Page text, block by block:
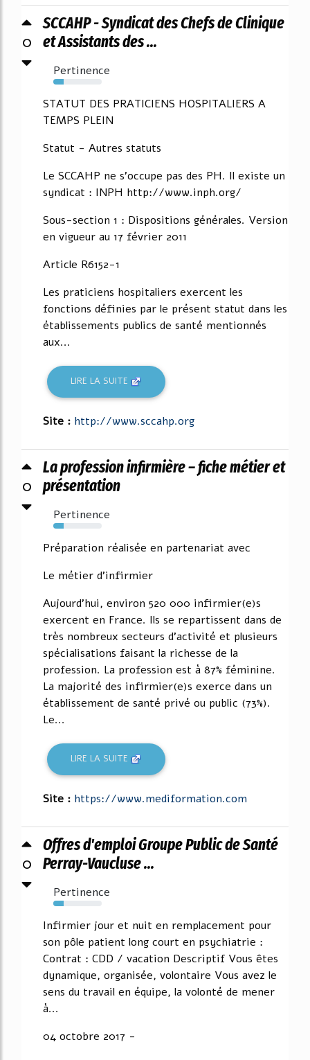
0
SCCAHP - Syndicat des Chefs de Clinique
et Assistants des ...
Pertinence
21%
STATUT DES PRATICIENS HOSPITALIERS A
TEMPS PLEIN
Statut - Autres statuts
Le SCCAHP ne s'occupe pas des PH. Il existe un
syndicat : INPH http://www.inph.org/
Sous-section 1 : Dispositions générales. Version
en vigueur au 17 février 2011
Article R6152-1
Les praticiens hospitaliers exercent les
fonctions définies par le présent statut dans les
établissements publics de santé mentionnés
aux...
LIRE LA SUITE
Site : http://www.sccahp.org
0
La profession infirmière – fiche métier et
présentation
Pertinence
21%
Préparation réalisée en partenariat avec
Le métier d'infirmier
Aujourd'hui, environ 520 000 infirmier(e)s
exercent en France. Ils se repartissent dans de
très nombreux secteurs d'activité et plusieurs
spécialisations faisant la richesse de la
profession. La profession est à 87% féminine.
La majorité des infirmier(e)s exerce dans un
établissement de santé privé ou public (73%).
Le...
LIRE LA SUITE
Site : https://www.mediformation.com
0
Offres d'emploi Groupe Public de Santé
Perray-Vaucluse ...
Pertinence
21%
Infirmier jour et nuit en remplacement pour
son pôle patient long court en psychiatrie :
Contrat : CDD / vacation Descriptif Vous êtes
dynamique, organisée, volontaire Vous avez le
sens du travail en équipe, la volonté de mener
à...
04 octobre 2017 -